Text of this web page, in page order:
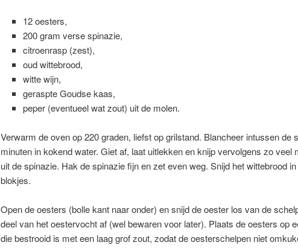
12 oesters,
200 gram verse spinazie,
citroenrasp (zest),
oud wittebrood,
witte wijn,
geraspte Goudse kaas,
peper (eventueel wat zout) uit de molen.
Verwarm de oven op 220 graden, liefst op grilstand. Blancheer intussen de
minuten in kokend water. Giet af, laat uitlekken en knijp vervolgens zo veel
uit de spinazie. Hak de spinazie fijn en zet even weg. Snijd het wittebrood
blokjes.
Open de oesters (bolle kant naar onder) en snijd de oester los van de
deel van het oestervocht af (wel bewaren voor later). Plaats de oesters op
die bestrooid is met een laag grof zout, zodat de oesterschelpen niet